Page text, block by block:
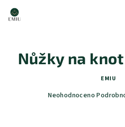
obsah
Nůžky na
EMIU
Průměrné
Neohodnoceno